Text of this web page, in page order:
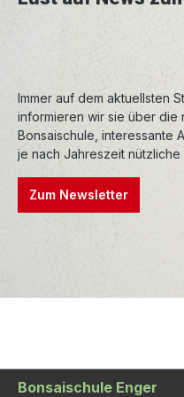
weites gehend
und Farbe nur
Premiumschalen
entstanden, bei
und sind
Premiumschalen
nachbearbeitet,
Konturen sehr präzise
sind oft einzigartig
Immer auf dem aktuellsten
informieren wir sie über die
Bonsaischule, interessante
je nach Jahreszeit
Zum Newsletter
Bonsaischule Enger